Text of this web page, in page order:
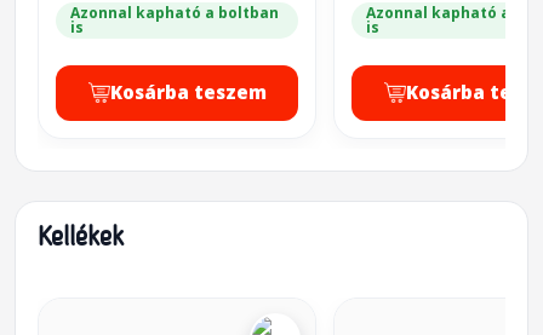
Azonnal kapható a boltban
is
Kosárba teszem
Azonnal kapható a
is
Kosárba
Kellékek